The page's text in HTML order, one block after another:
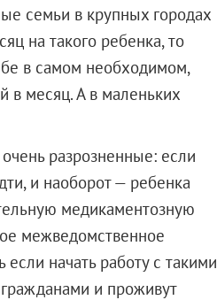
семьи в крупных городах
на такого ребенка, то
в самом необходимом,
в месяц. А в маленьких
разрозненные: если
и наоборот — ребенка
медикаментозную
межведомственное
начать работу с такими
и проживут